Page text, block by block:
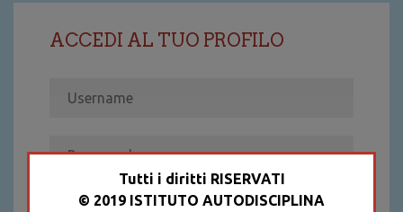
ACCEDI AL TUO PROFILO
Tutti i diritti RISERVATI
© 2019 ISTITUTO AUTODISCIPLINA